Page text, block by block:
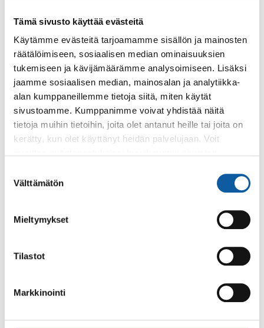
Tämä sivusto käyttää evästeitä
Käytämme evästeitä tarjoamamme sisällön ja mainosten
räätälöimiseen, sosiaalisen median ominaisuuksien
tukemiseen ja kävijämäärämme analysoimiseen. Lisäksi
jaamme sosiaalisen median, mainosalan ja analytiikka-
alan kumppaneillemme tietoja siitä, miten käytät
sivustoamme. Kumppanimme voivat yhdistää näitä
tietoja muihin tietoihin, joita olet antanut heille tai joita on
kerätty, kun olet käyttänyt heidän palvelujaan. Voit
valinta
Välttämätön
Mieltymykset
Tilastot
Markkinointi
Palaute